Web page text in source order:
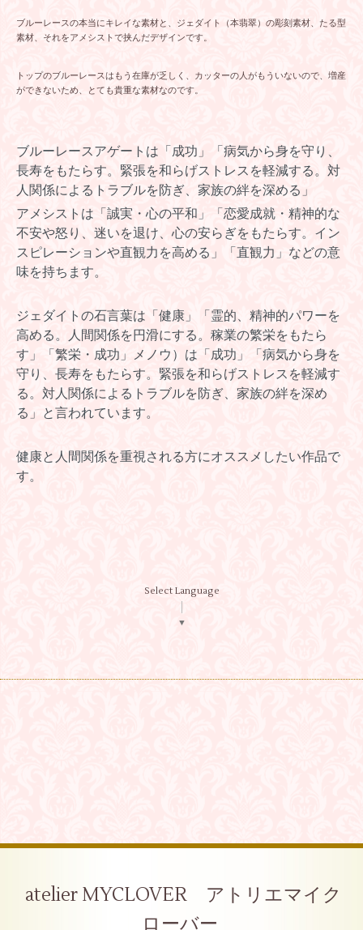
ブルーレースの本当にキレイな素材と、ジェダイト（本翡翠）の彫刻素材、たる型
素材、それをアメシストで挟んだデザインです。
トップのブルーレースはもう在庫が乏しく、カッターの人がもういないので、増産
ができないため、とても貴重な素材なのです。
ブルーレースアゲートは「成功」「病気から身を守り、
長寿をもたらす。緊張を和らげストレスを軽減する。対
人関係によるトラブルを防ぎ、家族の絆を深める」
アメシストは「誠実・心の平和」「恋愛成就・精神的な
不安や怒り、迷いを退け、心の安らぎをもたらす。イン
スピレーションや直観力を高める」「直観力」などの意
味を持ちます。
ジェダイトの石言葉は「健康」「霊的、精神的パワーを
高める。人間関係を円滑にする。稼業の繁栄をもたら
す」「繁栄・成功」
メノウ）は「成功」「病気から身を
守り、長寿をもたらす。緊張を和らげストレスを軽減す
る。対人関係によるトラブルを防ぎ、家族の絆を深め
る」と言われています。
健康と人間関係を重視される方にオススメしたい作品で
す。
Select Language
▼
atelier MYCLOVER アトリエマイク
ローバー